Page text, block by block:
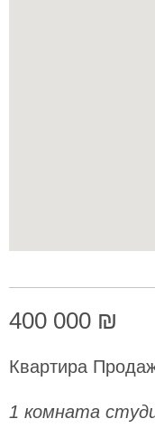
400 000 ₪
Квартира
1 комната